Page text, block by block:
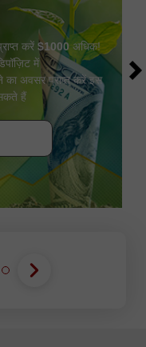
करें $1000 अधिक!
में
अवसर प्राप्त करें इस
हैं